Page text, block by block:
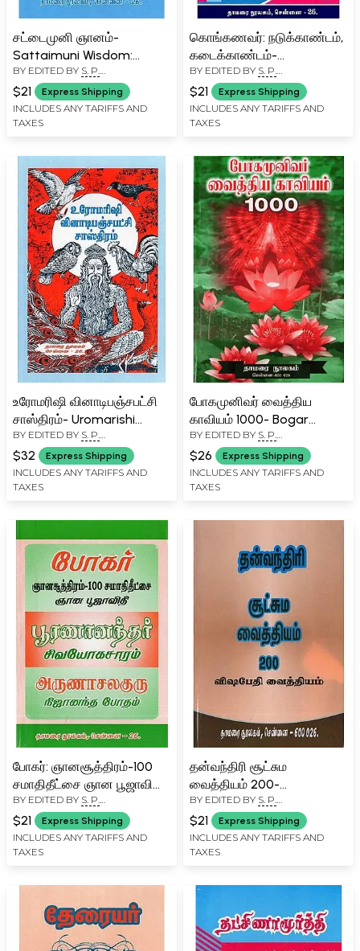
சட்டைமுனி ஞானம்-
Sattaimuni Wisdom:
Munjnanam 100 Binjanam
100 (Tamil)
BY EDITED BY S. P.
RAMACHANDRAN
$21 Express Shipping
INCLUDES ANY TARIFFS AND
TAXES
கொங்கணவர்: நடுக்காண்டம்,
கடைக்காண்டம்-
Konganavar:
Nadukkandam,
Kadaikandam (Tamil)
BY EDITED BY S. P.
RAMACHANDRAN
$21 Express Shipping
INCLUDES ANY TARIFFS AND
TAXES
உரோமரிஷி வினாடிபஞ்சபட்சி
சாஸ்திரம்- Uromarishi
Vinatapanjapatsi Shastra
(Tamil)
BY EDITED BY S. P.
RAMACHANDRAN
$32 Express Shipping
INCLUDES ANY TARIFFS AND
TAXES
போகமுனிவர் வைத்திய
காவியம் 1000- Bogar
Munivar Vaithiya Kavyam-
1000 (Tamil)
BY EDITED BY S. P.
RAMACHANDRAN
$26 Express Shipping
INCLUDES ANY TARIFFS AND
TAXES
போகர்: ஞானசூத்திரம்-100
சமாதிதீட்சை ஞான பூஜாவிதி-
Bogar: Gnana Sutra-100
Samadhideetha Gnana
Pooja Vidhi (Tamil)
BY EDITED BY S. P.
RAMACHANDRAN
$21 Express Shipping
INCLUDES ANY TARIFFS AND
TAXES
தன்வந்திரி சூட்சும
வைத்தியம் 200-
Dhanvantri Sutsuma
Remedy 200 (Poisoning
Remedy in Tamil)
BY EDITED BY S. P.
RAMACHANDRAN
$21 Express Shipping
INCLUDES ANY TARIFFS AND
TAXES